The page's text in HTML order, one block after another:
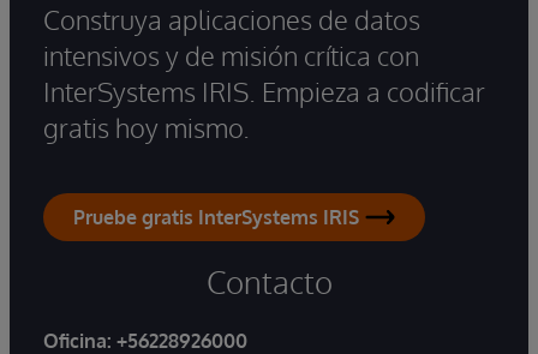
Construya aplicaciones de datos
intensivos y de misión crítica con
InterSystems IRIS. Empieza a codificar
gratis hoy mismo.
Pruebe gratis InterSystems IRIS
Contacto
Oficina: +56228926000